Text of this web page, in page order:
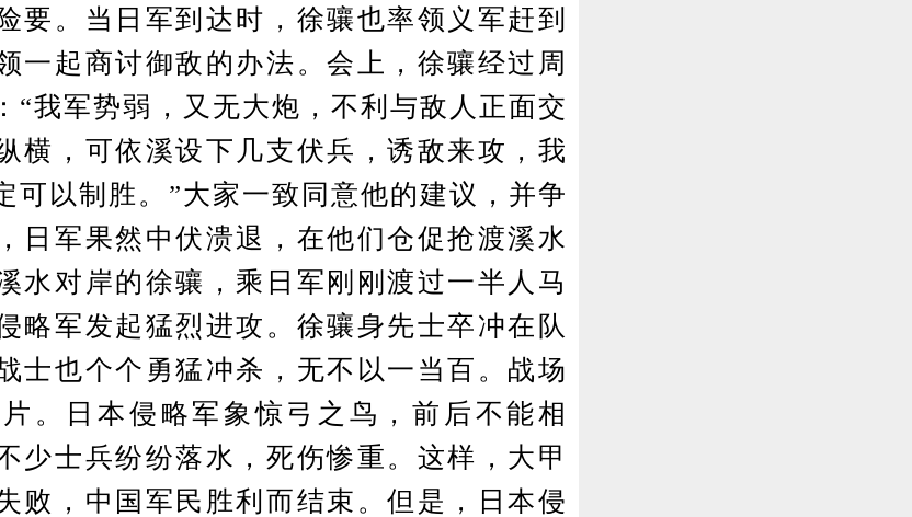
要。当日军到达时，徐骧也率领义军赶到
一起商讨御敌的办法。会上，徐骧经过周
“我军势弱，又无大炮，不利与敌人正面交
横，可依溪设下几支伏兵，诱敌来攻，我
可以制胜。”大家一致同意他的建议，并争
日军果然中伏溃退，在他们仓促抢渡溪水
水对岸的徐骧，乘日军刚刚渡过一半人马
略军发起猛烈进攻。徐骧身先士卒冲在队
士也个个勇猛冲杀，无不以一当百。战场
片。日本侵略军象惊弓之鸟，前后不能相
少士兵纷纷落水，死伤惨重。这样，大甲
败，中国军民胜利而结束。但是，日本侵